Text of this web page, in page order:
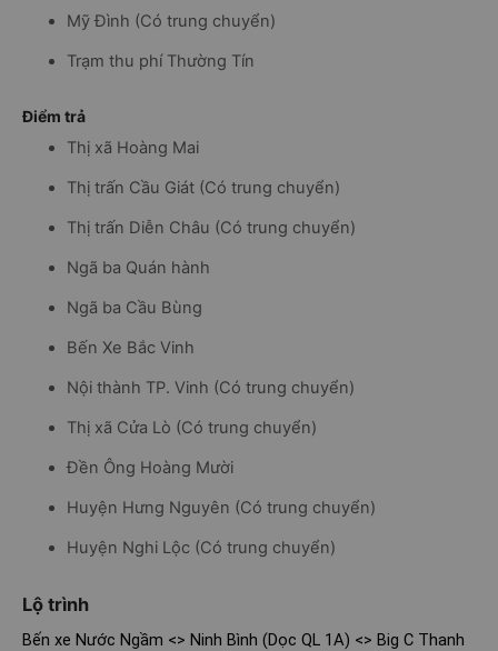
Mỹ Đình (Có trung chuyển)
Trạm thu phí Thường Tín
Điểm trả
Thị xã Hoàng Mai
Thị trấn Cầu Giát (Có trung chuyển)
Thị trấn Diễn Châu (Có trung chuyển)
Ngã ba Quán hành
Ngã ba Cầu Bùng
Bến Xe Bắc Vinh
Nội thành TP. Vinh (Có trung chuyển)
Thị xã Cửa Lò (Có trung chuyển)
Đền Ông Hoàng Mười
Huyện Hưng Nguyên (Có trung chuyển)
Huyện Nghi Lộc (Có trung chuyển)
Lộ trình
Bến xe Nước Ngầm <> Ninh Bình (Dọc QL 1A) <> Big C Thanh